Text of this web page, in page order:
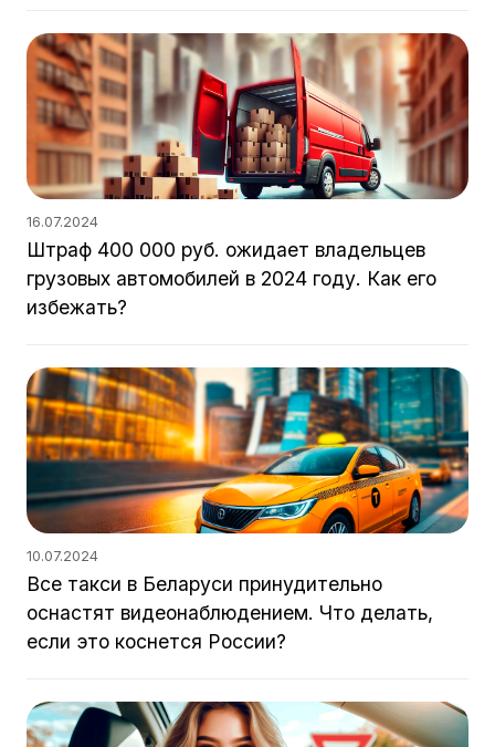
16.07.2024
Штраф 400 000 руб. ожидает владельцев
грузовых автомобилей в 2024 году. Как его
избежать?
10.07.2024
Все такси в Беларуси принудительно
оснастят видеонаблюдением. Что делать,
если это коснется России?